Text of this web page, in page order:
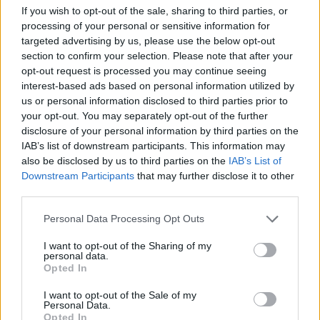
If you wish to opt-out of the sale, sharing to third parties, or
processing of your personal or sensitive information for
targeted advertising by us, please use the below opt-out
section to confirm your selection. Please note that after your
opt-out request is processed you may continue seeing
interest-based ads based on personal information utilized by
us or personal information disclosed to third parties prior to
your opt-out. You may separately opt-out of the further
disclosure of your personal information by third parties on the
IAB’s list of downstream participants. This information may
also be disclosed by us to third parties on the IAB’s List of
Downstream Participants that may further disclose it to other
Personal Data Processing Opt Outs
I want to opt-out of the Sharing of my
personal data.
Opted In
I want to opt-out of the Sale of my
Personal Data.
Opted In
Romagna, il quale, così come altre iniziative che il Gruppo ha
promosso negli anni, mette al centro il coinvolgimento dei nostri
clienti per incoraggiare comportamenti sostenibili, pienamente in
linea con gli obiettivi dell’Agenda Onu al 2030, e un ruolo attivo di
salvaguardia del proprio territorio. La costruzione di reti di
collaborazione con cittadini, enti, istituzioni, associazioni, e tutti i
soggetti che vogliono adoperarsi nell’interesse dell’ambiente e delle
generazioni future, in cui ciascuno fa la propria parte, è
imprescindibile per ottenere un risultato positivo”.
L’impegno di Hera: aree verdi a beneficio delle comunità
Grazie a un investimento di250mila euro , il Gruppo Hera
permetterà la piantumazione e la prima manutenzione di almeno
attraverso i vivai convenzionati. Saranno quindi realizzati progetti
virtuosi per la piantumazione di aree verdi presentati da Comuni ed